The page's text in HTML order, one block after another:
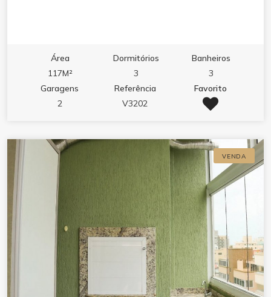
Área
117M²
Dormitórios
3
Banheiros
3
Garagens
2
Referência
V3202
Favorito
VENDA